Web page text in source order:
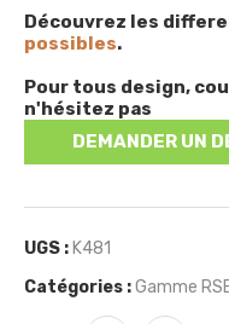
Découvrez les
possibles.
Pour tous design,
n'hésitez pas
DEMANDER UN
UGS : K481
Catégories :Gamme